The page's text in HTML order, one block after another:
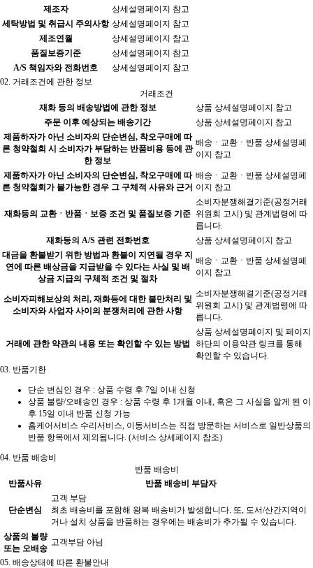
제조자
상세설명페이지 참고
세탁방법 및 취급시 주의사항 상세설명페이지 참고
제조연월
상세설명페이지 참고
품질보증기준
상세설명페이지 참고
A/S 책임자와 전화번호
상세설명페이지 참고
02. 거래조건에 관한 정보
거래조건
재화 등의 배송방법에 관한 정보
상품 상세설명페이지 참고
주문 이후 예상되는 배송기간
상품 상세설명페이지 참고
제품하자가 아닌 소비자의 단순변심, 착오구매에 따
른 청약철회 시 소비자가 부담하는 반품비용 등에 관
한 정보
배송ㆍ교환ㆍ반품 상세설명페
이지 참고
제품하자가 아닌 소비자의 단순변심, 착오구매에 따
른 청약철회가 불가능한 경우 그 구체적 사유와 근거
배송ㆍ교환ㆍ반품 상세설명페
이지 참고
재화등의 교환ㆍ반품ㆍ보증 조건 및 품질보증 기준
소비자분쟁해결기준(공정거래
위원회 고시) 및 관계법령에 따
릅니다.
재화등의 A/S 관련 전화번호
상품 상세설명페이지 참고
대금을 환불받기 위한 방법과 환불이 지연될 경우 지
연에 따른 배상금을 지급받을 수 있다는 사실 및 배
상금 지급의 구체적 조건 및 절차
배송ㆍ교환ㆍ반품 상세설명페
이지 참고
소비자피해보상의 처리, 재화등에 대한 불만처리 및
소비자와 사업자 사이의 분쟁처리에 관한 사항
소비자분쟁해결기준(공정거래
위원회 고시) 및 관계법령에 따
릅니다.
거래에 관한 약관의 내용 또는 확인할 수 있는 방법
상품 상세설명페이지 및 페이지
하단의 이용약관 링크를 통해
확인할 수 있습니다.
03. 반품기한
단순 변심인 경우 : 상품 수령 후 7일 이내 신청
상품 불량/오배송인 경우 : 상품 수령 후 1개월 이내, 혹은 그 사실을 알게 된 이
후 15일 이내 반품 신청 가능
홈케어서비스 수리서비스, 이동서비스는 직접 방문하는 서비스로 일반상품의
반품 항목에서 제외됩니다. (서비스 상세페이지 참조)
04. 반품 배송비
반품 배송비
반품사유
반품 배송비 부담자
단순변심
고객 부담
최초 배송비를 포함해 왕복 배송비가 발생합니다. 또, 도서/산간지역이
거나 설치 상품을 반품하는 경우에는 배송비가 추가될 수 있습니다.
상품의 불량
또는 오배송
고객부담 아님
05. 배송상태에 따른 환불안내